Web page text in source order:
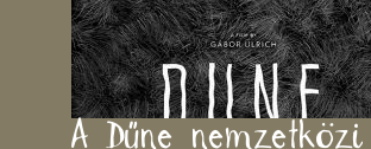
A Dűne nemzetközi